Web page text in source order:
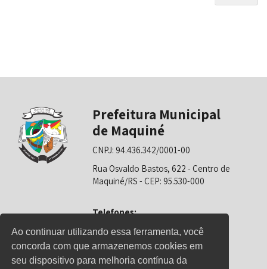
Ao continuar utilizando essa ferramenta, você
concorda com que armazenemos cookies em
seu dispositivo para melhoria contínua da
Prefeitura Municipal
de Maquiné
CNPJ: 94.436.342/0001-00
Rua Osvaldo Bastos, 622 - Centro de
Maquiné/RS - CEP: 95.530-000
Telefones:
0800-6281325 (Prefeitura)
0800-6281326 (Educação)